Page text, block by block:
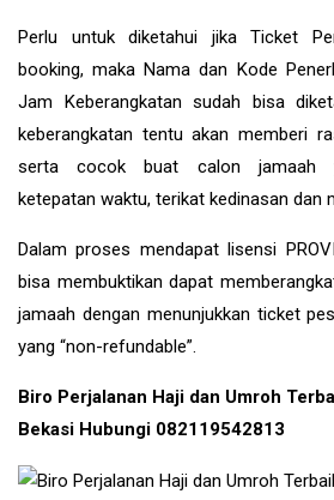
Perlu untuk diketahui jika Ticket
booking, maka Nama dan Kode
Jam Keberangkatan sudah bisa
keberangkatan tentu akan memberi
serta cocok buat calon jamaah
ketepatan waktu, terikat kedinasan dan
Dalam proses mendapat lisensi
bisa membuktikan dapat
jamaah dengan menunjukkan ticket
yang “non-refundable”.
Biro Perjalanan Haji dan Umroh
Bekasi Hubungi 082119542813